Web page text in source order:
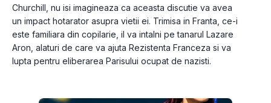
Churchill, nu isi imagineaza ca aceasta discutie va avea
un impact hotarator asupra vietii ei. Trimisa in Franta, ce-i
este familiara din copilarie, il va intalni pe tanarul Lazare
Aron, alaturi de care va ajuta Rezistenta Franceza si va
lupta pentru eliberarea Parisului ocupat de nazisti.